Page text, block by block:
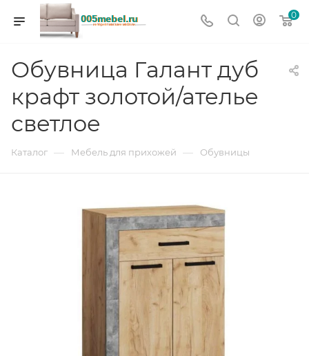
0
Обувница Галант дуб
крафт золотой/ателье
светлое
Каталог — Мебель для прихожей — Обувницы